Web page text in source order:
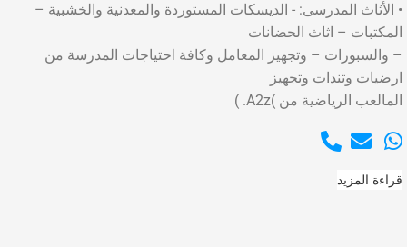
• الأثاث المدرسى: - الديسكات المستوردة والمعدنية والخشبية –
المكتبات – اثاث الحضانات
– والسبورات – وتجهيز المعامل وكافة احتياجات المدرسة من
ارضيات وتندات وتجهيز
المالعب الرياضية من )A2z. )
قراءة المزيد